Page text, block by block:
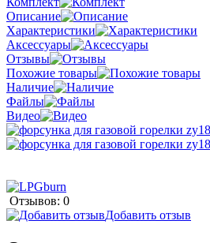
Описание
Характеристики
Аксессуары
Отзывы
Похожие товары
Наличие
Файлы
Видео
Отзывов: 0
Добавить отзыв